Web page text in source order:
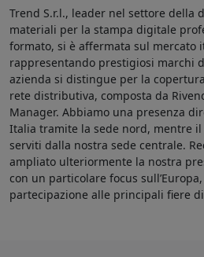
Trend S.r.l., leader nel settore della
materiali per la stampa digitale
formato, si è affermata sul mercato
rappresentando prestigiosi marchi
azienda si distingue per la
rete distributiva, composta da
Manager. Abbiamo una presenza
Italia tramite la sede nord, mentre
serviti dalla nostra sede centrale.
ampliato ulteriormente la nostra
con un particolare focus
partecipazione alle principali fiere